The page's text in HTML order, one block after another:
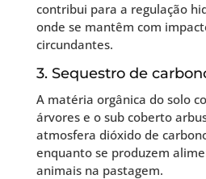
contribui para a regulação
onde se mantêm com
circundantes.
3. Sequestro de
A matéria orgânica do solo
árvores e o sub coberto
atmosfera dióxido de
enquanto se produzem
animais na pastagem.